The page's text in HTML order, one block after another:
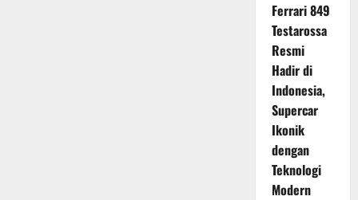
Ferrari 849
Testarossa
Resmi
Hadir di
Indonesia,
Supercar
Ikonik
dengan
Teknologi
Modern